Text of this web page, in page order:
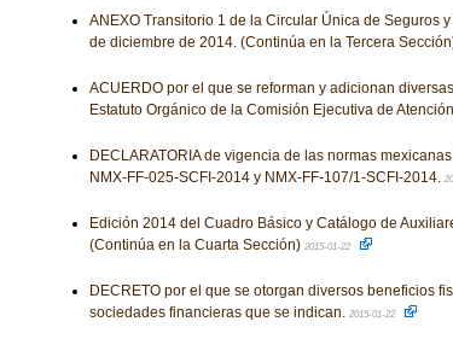
ANEXO Transitorio 1 de la Circular Única de Seguros
de diciembre de 2014. (Continúa en la Tercera
ACUERDO por el que se reforman y adicionan
Estatuto Orgánico de la Comisión Ejecutiva de
DECLARATORIA de vigencia de las normas
NMX-FF-025-SCFI-2014 y NMX-FF-107/1-SCFI-2014.
Edición 2014 del Cuadro Básico y Catálogo de
(Continúa en la Cuarta Sección) 2015-01-22
DECRETO por el que se otorgan diversos beneficios
sociedades financieras que se indican. 2015-01-22